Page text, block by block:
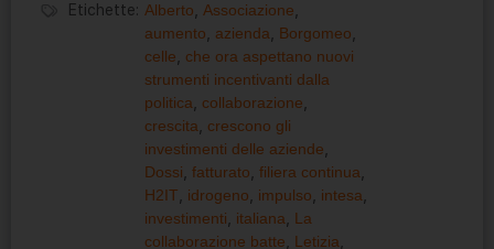
Etichette: Alberto, Associazione,
aumento, azienda, Borgomeo,
celle, che ora aspettano nuovi
strumenti incentivanti dalla
politica, collaborazione,
crescita, crescono gli
investimenti delle aziende,
Dossi, fatturato, filiera continua,
H2IT, idrogeno, impulso, intesa,
investimenti, italiana, La
collaborazione batte, Letizia,